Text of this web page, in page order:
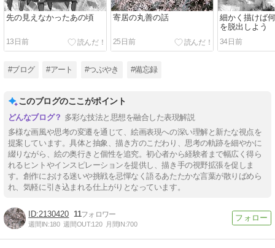
先の見えなかったあの頃
13日前
寄居の丸善の話
25日前
細かく描けば
を脱出しよう
34日前
#ブログ #アート #つぶやき #備忘録
このブログのここがポイント
多彩な技法と思想を融合した表現解説
多様な画風や思考の変遷を通じて、絵画表現への深い理解と新たな視点を
提案しています。具体と抽象、描き方のこだわり、思考の軌跡を細やかに
綴りながら、絵の奥行きと個性を追究。初心者から経験者まで幅広く得ら
れるヒントやインスピレーションを提供し、描き手の視野拡張を促しま
す。創作における迷いや挑戦を忌憚なく語るあたたかな言葉が散りばめら
れ、気軽に引き込まれる仕上がりとなっています。
2130420 11
週間IN:180 週間OUT:120 月間IN:700